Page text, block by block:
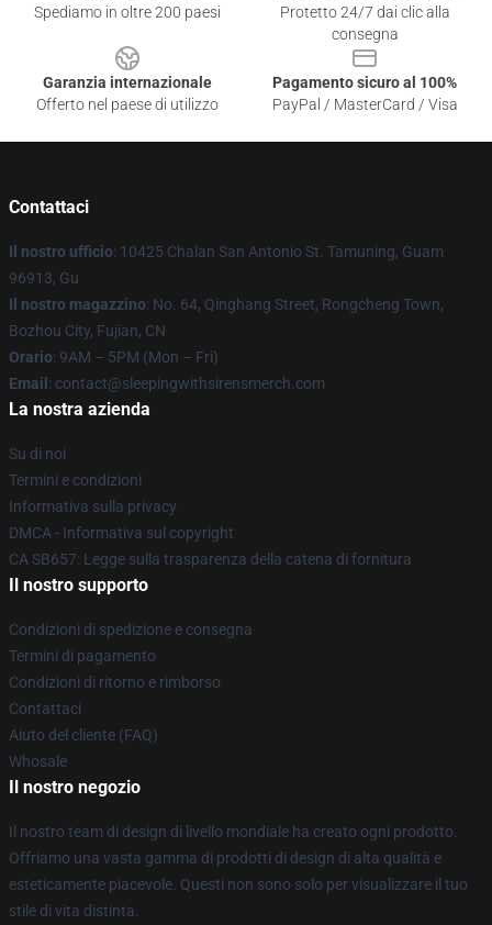
Spediamo in oltre 200 paesi
Protetto 24/7 dai clic alla
consegna
Garanzia internazionale
Offerto nel paese di utilizzo
Pagamento sicuro al 100%
PayPal / MasterCard / Visa
Contattaci
Il nostro ufficio: 10425 Chalan San Antonio St. Tamuning, Guam
96913, Gu
Il nostro magazzino: No. 64, Qinghang Street, Rongcheng Town,
Bozhou City, Fujian, CN
Orario: 9AM – 5PM (Mon – Fri)
Email : contact@sleepingwithsirensmerch.com
La nostra azienda
Su di noi
Termini e condizioni
Informativa sulla privacy
DMCA - Informativa sul copyright
CA SB657: Legge sulla trasparenza della catena di fornitura
Il nostro supporto
Condizioni di spedizione e consegna
Termini di pagamento
Condizioni di ritorno e rimborso
Contattaci
Aiuto del cliente (FAQ)
Whosale
Il nostro negozio
Il nostro team di design di livello mondiale ha creato ogni prodotto.
Offriamo una vasta gamma di prodotti di design di alta qualità e
esteticamente piacevole. Questi non sono solo per visualizzare il tuo
stile di vita distinta.